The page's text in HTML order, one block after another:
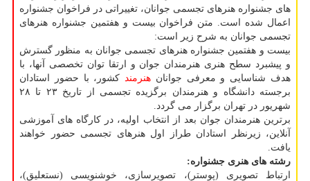
های جشنواره هنرهای تجسمی جوانان، تغییراتی در فراخوان جشنواره
اعمال شده است. متن فراخوان بیست و هفتمین جشنواره هنرهای
تجسمی جوانان به شرح زیر است:
بیست و هفتمین جشنواره هنرهای تجسمی جوانان به منظور گسترش
و پیشبرد سطح هنری هنرمندان جوان و ارتقا توان تخصصی آنها، با
هدف شناسایی و معرفی جوانان هنرمندکشور، با حضور استادان
برجسته دانشگاه و هنرمندان برگزیده تجسمی از تاریخ ۲۳ تا ۲۸
شهریور در تهران برگزار می گردد.
برترین هنرمندان جوان بعد از انتخاب اولیه، در کارگاه های آموزشی
آنلاین، زیرنظر استادان طراز اول هنرهای تجسمی حضور خواهند
یافت.
رشته های هنری جشنواره:
ارتباط تصویری (پوستر)، تصویرسازی، خوشنویسی (نستعلیق)،